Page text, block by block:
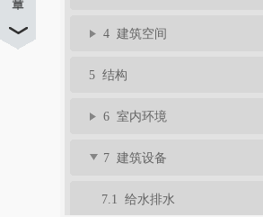
4 建筑空间
5 结构
6 室内环境
7 建筑设备
7.1 给水排水